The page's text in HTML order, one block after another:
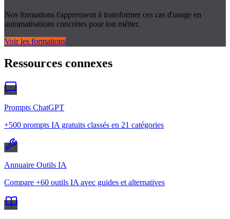
Nos formations t'apprennent à transformer ces cas d'usage en
automatisations concrètes pour ton métier.
Voir les formations
Ressources connexes
Prompts ChatGPT
+500 prompts IA gratuits classés en 21 catégories
Annuaire Outils IA
Compare +60 outils IA avec guides et alternatives